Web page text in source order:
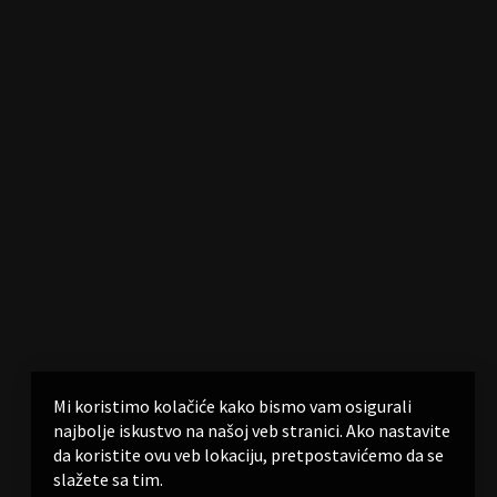
Mi koristimo kolačiće kako bismo vam osigurali
najbolje iskustvo na našoj veb stranici. Ako nastavite
da koristite ovu veb lokaciju, pretpostavićemo da se
slažete sa tim.